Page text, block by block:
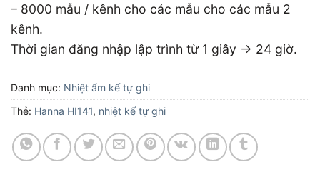
– 8000 mẫu / kênh cho các mẫu cho các mẫu 2
kênh.
Thời gian đăng nhập lập trình từ 1 giây → 24 giờ.
Danh mục: Nhiệt ẩm kế tự ghi
Thẻ: Hanna HI141, nhiệt kế tự ghi